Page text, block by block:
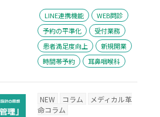
LINE連携機能
WEB問診
予約の平準化
受付業務
患者満足度向上
新規開業
時間帯予約
耳鼻咽喉科
NEW コラム
メディカル革
命コラム